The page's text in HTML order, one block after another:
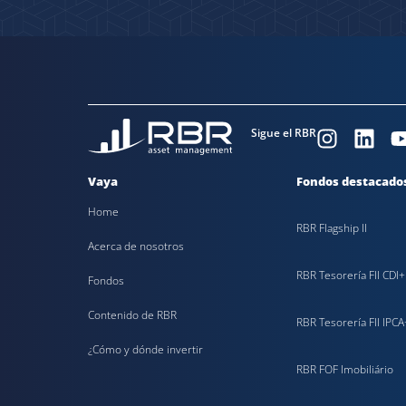
Sigue el RBR
Vaya
Home
Acerca de nosotros
Fondos
Contenido de RBR
¿Cómo y dónde invertir
Fondos
RBR Flagship II
RBR Tesorería FII CDI+
RBR Tesorería FII
RBR FOF Imobiliário